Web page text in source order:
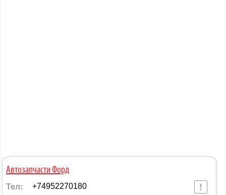
Автозапчасти Форд
Тел: +74952270180